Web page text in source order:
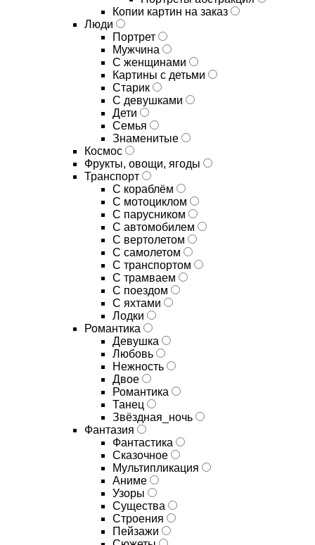
Копии картин на заказ
Люди
Портрет
Мужчина
С женщинами
Картины с детьми
Старик
С девушками
Дети
Семья
Знаменитые
Космос
Фрукты, овощи, ягоды
Транспорт
С кораблём
С мотоциклом
С парусником
С автомобилем
С вертолетом
С самолетом
С транспортом
С трамваем
С поездом
С яхтами
Лодки
Романтика
Девушка
Любовь
Нежность
Двое
Романтика
Танец
Звёздная_ночь
Фантазия
Фантастика
Сказочное
Мультипликация
Аниме
Узоры
Существа
Строения
Пейзажи